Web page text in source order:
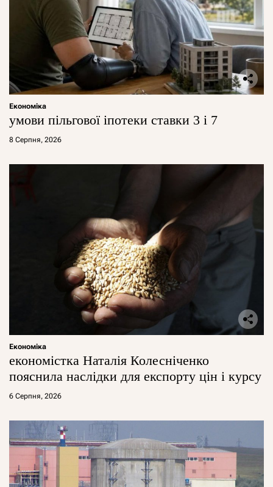
Економіка
умови пільгової іпотеки ставки 3 і 7
8 Серпня, 2026
Економіка
економістка Наталія Колесніченко
пояснила наслідки для експорту цін і курсу
6 Серпня, 2026